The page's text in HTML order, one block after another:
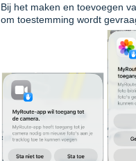
Bij het maken en toevoegen
om toestemming wordt